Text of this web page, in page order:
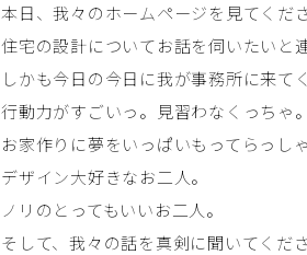
本日、我々のホームページを見てくだ
住宅の設計についてお話を伺いたいと
しかも今日の今日に我が事務所に来て
行動力がすごいっ。見習わなくっちゃ。
お家作りに夢をいっぱいもってらっし
デザイン大好きなお二人。
ノリのとってもいいお二人。
そして、我々の話を真剣に聞いてくだ